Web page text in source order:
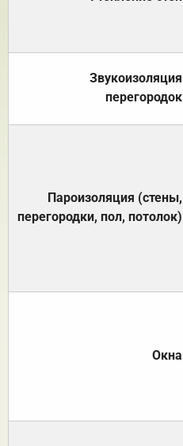
Звукоизоляция
перегородок
Пароизоляция (стены,
перегородки, пол, потолок)
Окна